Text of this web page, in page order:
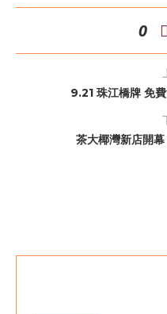
0
9.21 珠江橋牌 免
茶大椰灣新店開